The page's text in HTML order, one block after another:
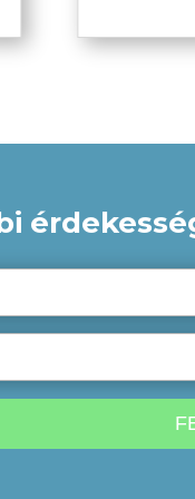
szorongás,
vagy
és a